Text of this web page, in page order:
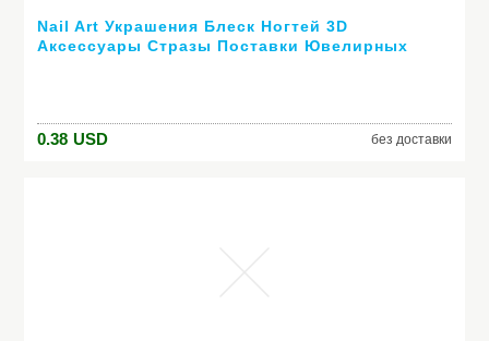
Nail Art Украшения Блеск Ногтей 3D
Аксессуары Стразы Поставки Ювелирных
0.38 USD без доставки